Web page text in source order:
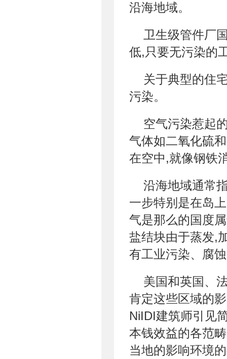
沿海地域。
卫生级管件厂
低,只要无污染的
关于典型的住
污染。
空气污染惹起
气体如二氧化硫
在空中,就像钢铁
沿海地域通常
一步特别是在岛
气是那么的国度
盐结块由于蒸发,
有工业污染、腐
美国和英国、
肯定这些区域的
NiIDI建筑师引见
本钱效益的各范
当地的影响环境